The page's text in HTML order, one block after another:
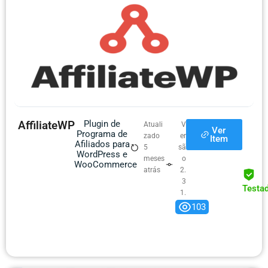
AffiliateWP
Plugin de
Programa de
Afiliados para
WordPress e
WooCommerce
Atuali
zado
5
meses
atrás
V
er
sã
o
2.
3
1.
0
Ver
Item
103